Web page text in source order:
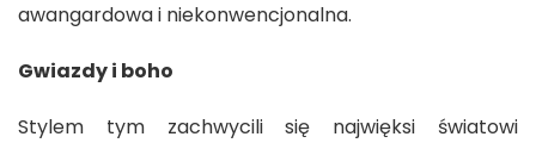
awangardowa i niekonwencjonalna.
Gwiazdy i boho
Stylem tym zachwycili się najwięksi światowi